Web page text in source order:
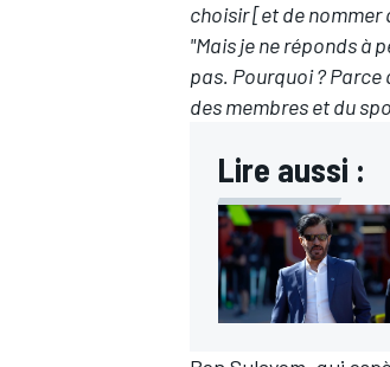
choisir [et de nommer
"Mais je ne réponds à
pas. Pourquoi ?
des membres et du
Lire aussi :